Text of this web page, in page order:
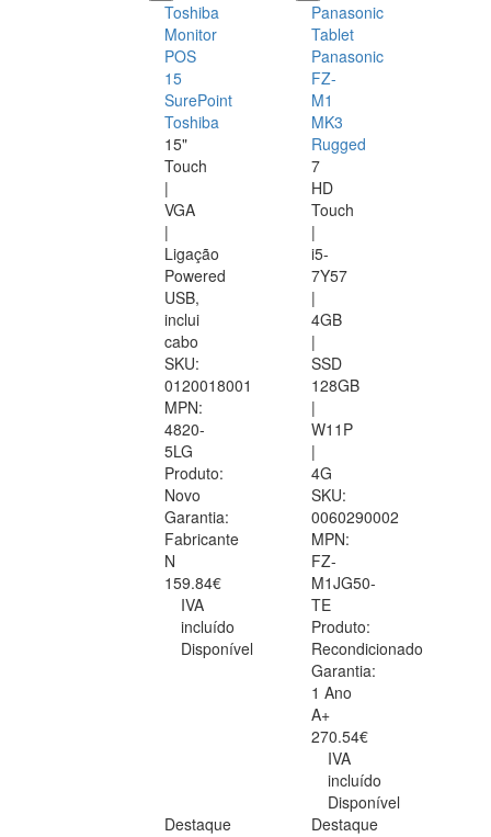
Toshiba
Monitor
POS
15
SurePoint
Toshiba
15"
Touch
|
VGA
|
Ligação
Powered
USB,
inclui
cabo
SKU:
0120018001
MPN:
4820-
5LG
Produto:
Novo
Garantia:
Fabricante
N
159.84€
IVA
incluído
Disponível
Panasonic
Tablet
Panasonic
FZ-
M1
MK3
Rugged
7
HD
Touch
|
i5-
7Y57
|
4GB
|
SSD
128GB
|
W11P
|
4G
SKU:
0060290002
MPN:
FZ-
M1JG50-
TE
Produto:
Recondicionado
Garantia:
1 Ano
A+
270.54€
IVA
incluído
Disponível
Destaque
Destaque